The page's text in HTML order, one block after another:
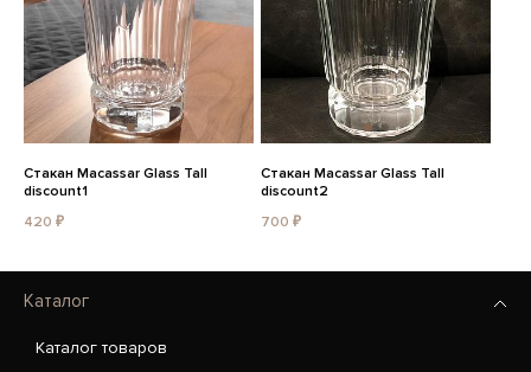
Стакан Macassar Glass Tall
discount1
420 ₽
Стакан Macassar Glass Tall
discount2
700 ₽
Каталог
Каталог товаров